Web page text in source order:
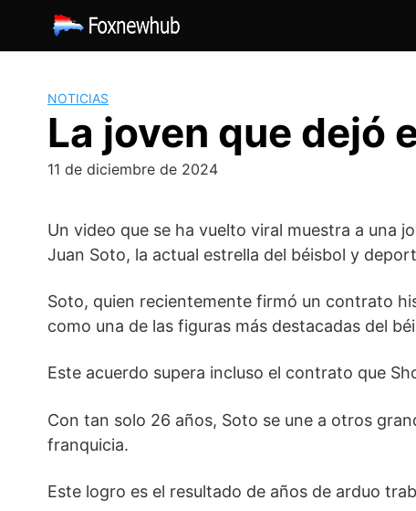
contenido
NOTICIAS
La joven que dejó
11 de diciembre de 2024
Un video que se ha vuelto viral muestra a una
Juan Soto, la actual estrella del béisbol y
Soto, quien recientemente firmó un contrato
como una de las figuras más destacadas del
Este acuerdo supera incluso el contrato que
Con tan solo 26 años, Soto se une a otros
franquicia.
Este logro es el resultado de años de arduo